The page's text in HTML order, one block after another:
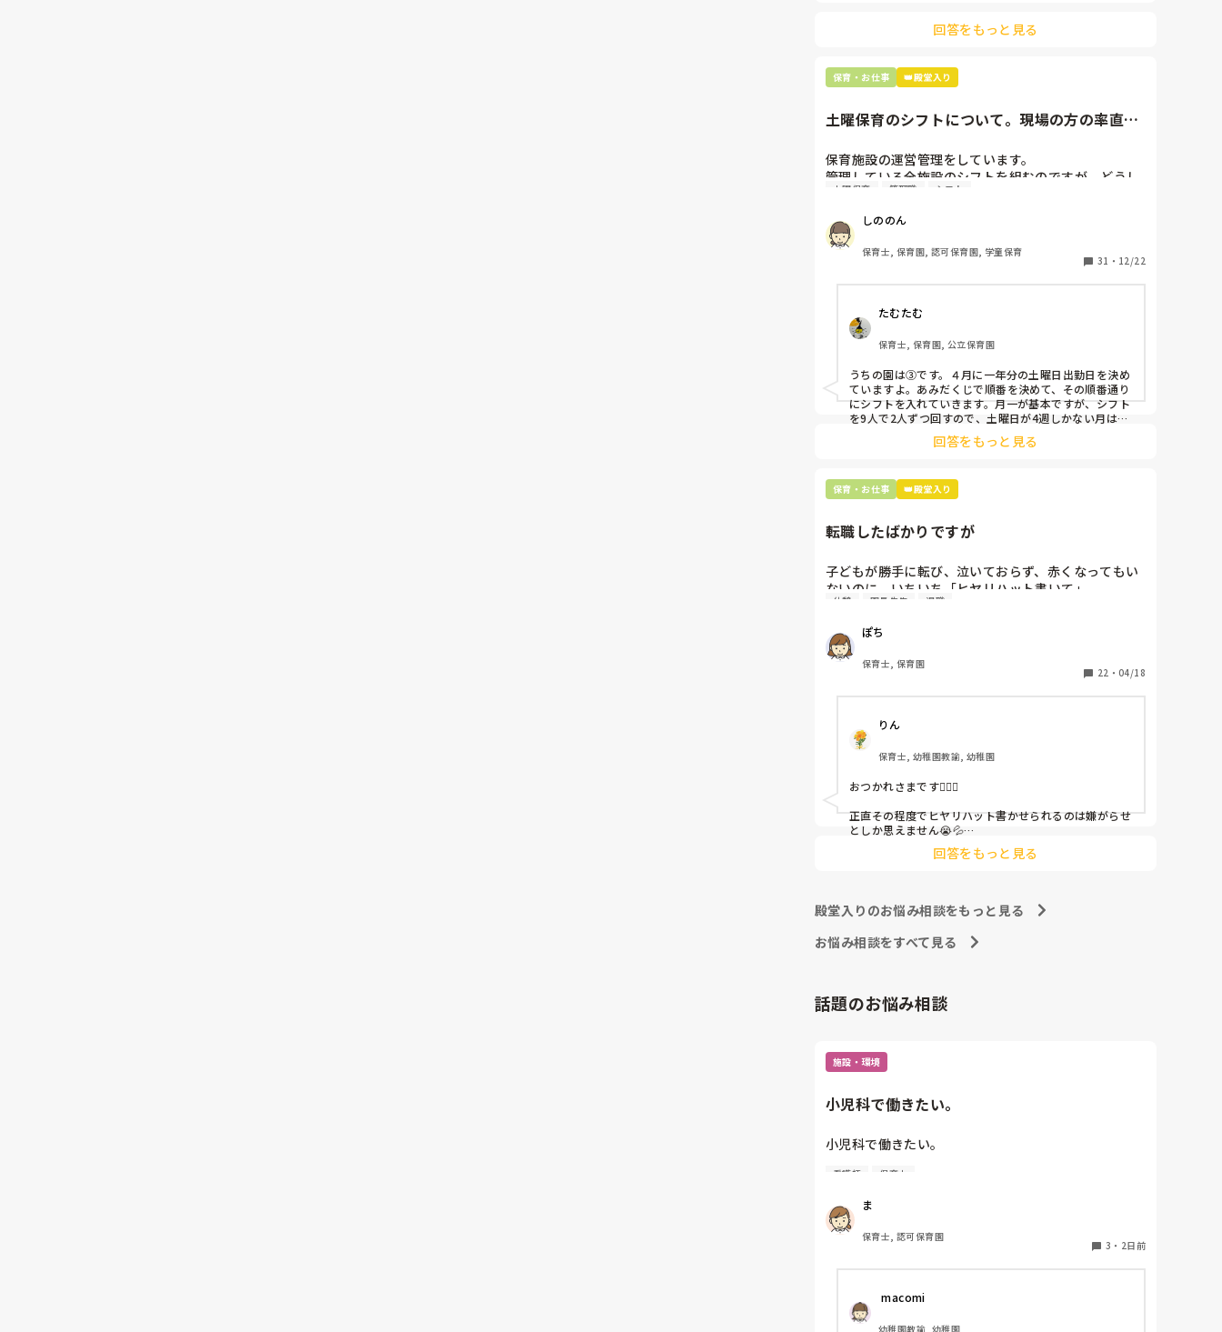
正直苦しい。
辞めることは逃げ、と、過去辞めた人も何年も言われ
続けています
回答をもっと見る
保育・お仕事 👑殿堂入り
土曜保育のシフトについて。現場の方の率直な
保育施設の運営管理をしています。
管理している全施設のシフトを組むのですが、どうし
ても土曜保育だけは入れる方が少なく、いつも苦労し
応募の段階では皆、月1〜2回の土曜出勤があることに
同意して入職しているはずですが、いざ勤務が始まる
と一日も土曜出勤が出来ない方ばかりです。
①土曜日の希望休は2日まで、と制限をかける
②毎月、必ず土曜保育に入ることのできる日を1日だ
けピックアップしてもらう
③仮シフトが出た時、土曜出勤が難しければ自身で代
わりの人を交渉して見つけてもらう
上記のいずれかの対策を取り入れることを考えていま
土曜保育 管理職 シフト
しののん
保育士, 保育園, 認可保育園, 学童保育
31 ・ 12/22
たむたむ
保育士, 保育園, 公立保育園
うちの園は③です。４月に一年分の土曜日出勤日を決め
ていますよ。あみだくじで順番を決めて、その順番通り
にシフトを入れていきます。月一が基本ですが、シフト
を9人で2人ずつ回すので、土曜日が4週しかない月は無
しの時もありますよ。その土曜日が出られない人は、同
じシフト時間の人と自分で交代して貰い、主任に報告し
回答をもっと見る
保育・お仕事 👑殿堂入り
転職したばかりですが
子どもが勝手に転び、泣いておらず、赤くなってもい
ないのに、いちいち「ヒヤリハット書いて」
と書かされ
休憩時間に書くしかなく、辛いです
（そう言う本人は書かない）
しかも、上司に↑この内容でも
「どうしたらなくせるか」
呼ばれて一緒に対策を考えさせられること多数
これだけで30〜40分拘束されて辛いです
皆さんの園はどうですか?
休憩 園長先生 退職
ぽち
保育士, 保育園
22 ・ 04/18
りん
保育士, 幼稚園教諭, 幼稚園
おつかれさまです🙇🏻‍♀️
正直その程度でヒヤリハット書かせられるのは嫌がらせ
としか思えません😭💦
他の先生方も同様のことをされているのでしょうか？
回答をもっと見る
殿堂入りのお悩み相談をもっと見る
お悩み相談をすべて見る
話題のお悩み相談
施設・環境
小児科で働きたい。
小児科で働きたい。
今は保育園勤務ですが、
本当は小児科で保育士として
働きたいです。
ほぼなく、ホームページなどもチェック
していますが見つかりません😭
看護師 保育士
ま
保育士, 認可保育園
3 ・ 2日前
macomi
幼稚園教諭, 幼稚園